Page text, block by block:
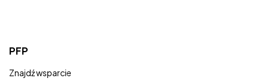
PFP
Znajdź wsparcie